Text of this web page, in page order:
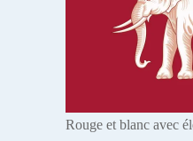
Rouge et blanc avec